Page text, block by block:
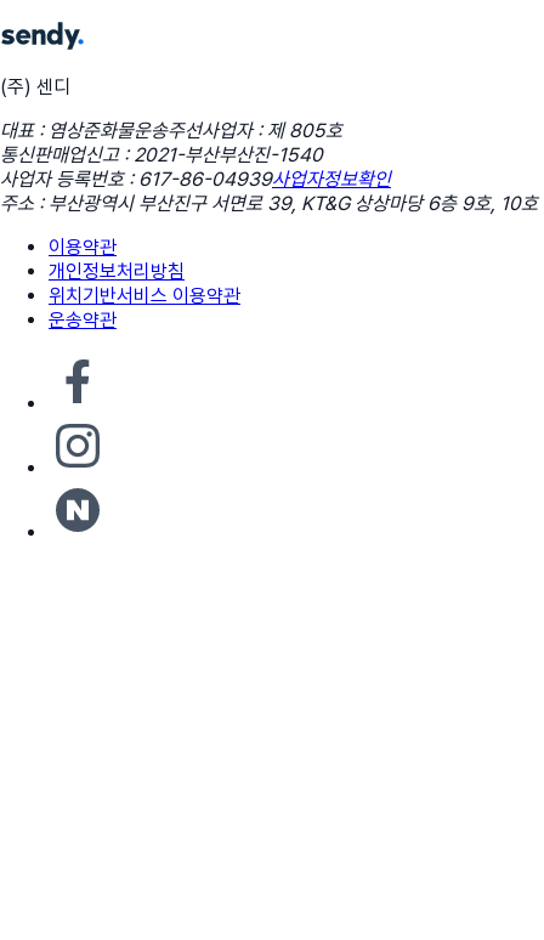
(주) 센디
대표 : 염상준화물운송주선사업자 : 제 805호
통신판매업신고 : 2021-부산부산진-1540
사업자 등록번호 : 617-86-04939사업자정보확인
주소 : 부산광역시 부산진구 서면로 39, KT&G 상상마당 6층 9호, 10호
이용약관
개인정보처리방침
위치기반서비스 이용약관
운송약관